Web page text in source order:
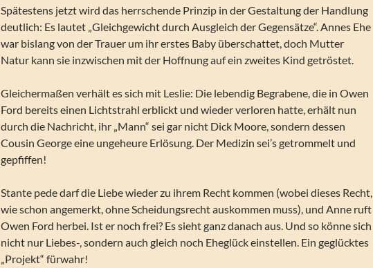
Spätestens jetzt wird das herrschende Prinzip in der Gestaltung der Handlung
deutlich: Es lautet „Gleichgewicht durch Ausgleich der Gegensätze“. Annes Ehe
war bislang von der Trauer um ihr erstes Baby überschattet, doch Mutter
Natur kann sie inzwischen mit der Hoffnung auf ein zweites Kind getröstet.
Gleichermaßen verhält es sich mit Leslie: Die lebendig Begrabene, die in Owen
Ford bereits einen Lichtstrahl erblickt und wieder verloren hatte, erhält nun
durch die Nachricht, ihr „Mann“ sei gar nicht Dick Moore, sondern dessen
Cousin George eine ungeheure Erlösung. Der Medizin sei’s getrommelt und
gepfiffen!
Stante pede darf die Liebe wieder zu ihrem Recht kommen (wobei dieses Recht,
wie schon angemerkt, ohne Scheidungsrecht auskommen muss), und Anne ruft
Owen Ford herbei. Ist er noch frei? Es sieht ganz danach aus. Und so könne sich
nicht nur Liebes-, sondern auch gleich noch Eheglück einstellen. Ein geglücktes
„Projekt“ fürwahr!